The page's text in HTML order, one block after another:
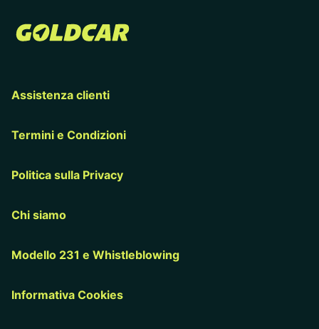
Assistenza clienti
Termini e Condizioni
Politica sulla Privacy
Chi siamo
Modello 231 e Whistleblowing
Informativa Cookies